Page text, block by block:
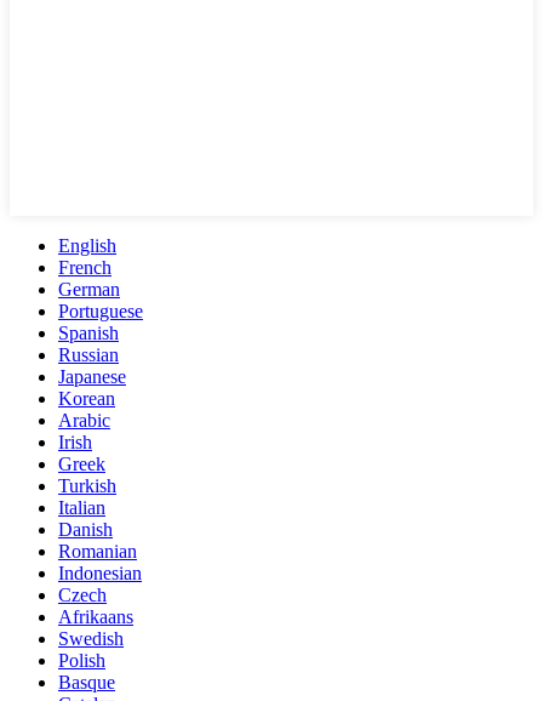
English
French
German
Portuguese
Spanish
Russian
Japanese
Korean
Arabic
Irish
Greek
Turkish
Italian
Danish
Romanian
Indonesian
Czech
Afrikaans
Swedish
Polish
Basque